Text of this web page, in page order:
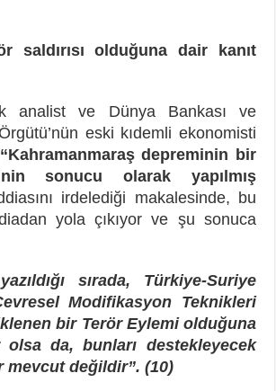
saldırısı olduğuna dair kanıt
analist ve Dünya Bankası ve
eski kıdemli ekonomisti
“Kahramanmaraş depreminin bir
sonucu olarak yapılmış
irdelediği makalesinde, bu
yola çıkıyor ve şu sonuca
sırada, Türkiye-Suriye
Modifikasyon Teknikleri
bir Terör Eylemi olduğuna
da, bunları destekleyecek
mevcut değildir”. (10)